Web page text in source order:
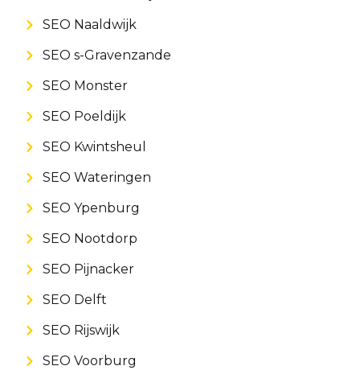
SEO Naaldwijk
SEO s-Gravenzande
SEO Monster
SEO Poeldijk
SEO Kwintsheul
SEO Wateringen
SEO Ypenburg
SEO Nootdorp
SEO Pijnacker
SEO Delft
SEO Rijswijk
SEO Voorburg